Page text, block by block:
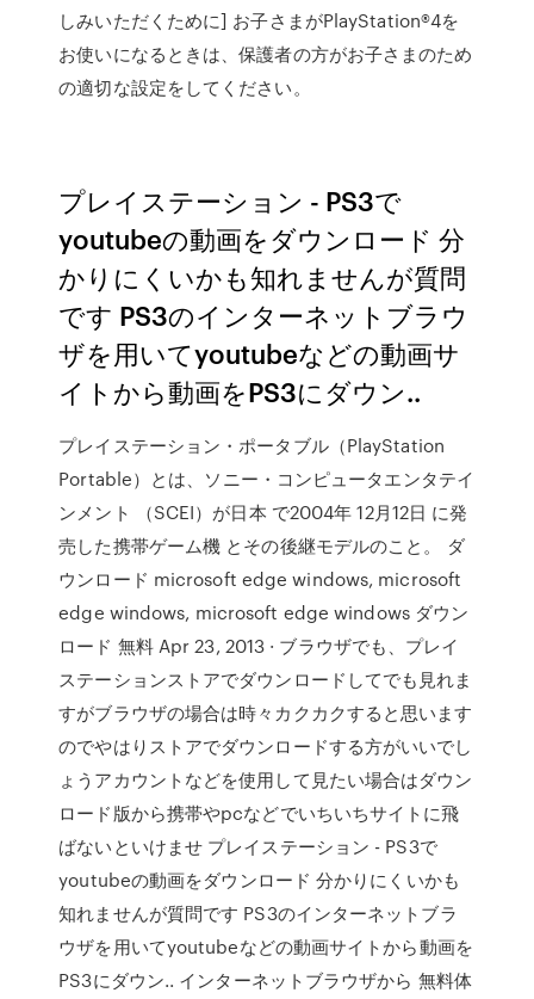
しみいただくために] お子さまがPlayStation®4を
お使いになるときは、保護者の方がお子さまのため
の適切な設定をしてください。
プレイステーション - PS3で
youtubeの動画をダウンロード 分
かりにくいかも知れませんが質問
です PS3のインターネットブラウ
ザを用いてyoutubeなどの動画サ
イトから動画をPS3にダウン..
プレイステーション・ポータブル（PlayStation
Portable）とは、ソニー・コンピュータエンタテイ
ンメント （SCEI）が日本 で2004年 12月12日 に発
売した携帯ゲーム機 とその後継モデルのこと。 ダ
ウンロード microsoft edge windows, microsoft
edge windows, microsoft edge windows ダウン
ロード 無料 Apr 23, 2013 · ブラウザでも、プレイ
ステーションストアでダウンロードしてでも見れま
すがブラウザの場合は時々カクカクすると思います
のでやはりストアでダウンロードする方がいいでし
ょうアカウントなどを使用して見たい場合はダウン
ロード版から携帯やpcなどでいちいちサイトに飛
ばないといけませ プレイステーション - PS3で
youtubeの動画をダウンロード 分かりにくいかも
知れませんが質問です PS3のインターネットブラ
ウザを用いてyoutubeなどの動画サイトから動画を
PS3にダウン.. インターネットブラウザから 無料体